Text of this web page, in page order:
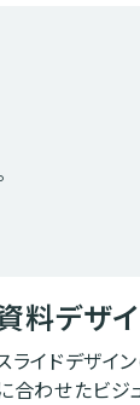
料デザ
ライドデザイ
合わせたビジ